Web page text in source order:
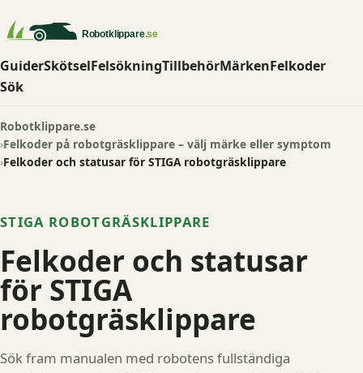
GuiderSkötselFelsökningTillbehörMärkenFelkoder
Sök
Robotklippare.se
Felkoder på robotgräsklippare – välj märke eller symptom
Felkoder och statusar för STIGA robotgräsklippare
STIGA ROBOTGRÄSKLIPPARE
Felkoder och statusar
för STIGA
robotgräsklippare
Sök fram manualen med robotens fullständiga